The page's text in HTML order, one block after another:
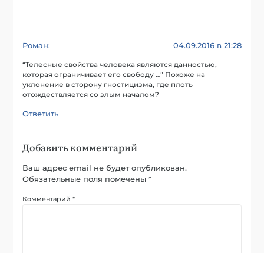
Роман: 04.09.2016 в 21:28
“Телесные свойства человека являются данностью,
которая ограничивает его свободу …” Похоже на
уклонение в сторону гностицизма, где плоть
отождествляется со злым началом?
Ответить
Добавить комментарий
Ваш адрес email не будет опубликован.
Обязательные поля помечены*
Комментарий*